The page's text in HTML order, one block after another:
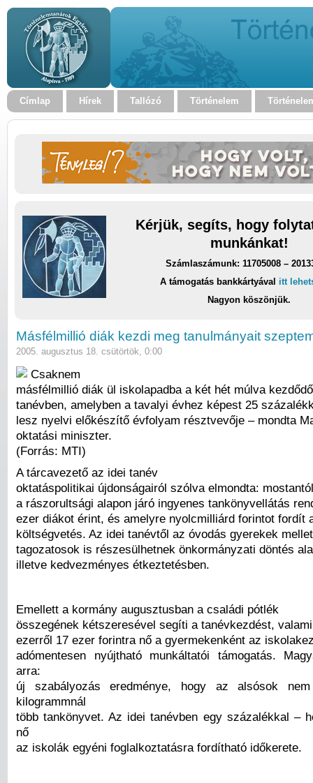
Címlap Hírek Tallózó Történelem
Kérjük, segíts, hogy
munkánkat!
Számlaszámunk: 11705008 –
A támogatás bankkártyával itt
Nagyon köszönjük.
Másfélmillió diák kezdi meg tanulmányait
2005. augusztus 18. csütörtök, 0:00
Csaknem
másfélmillió diák ül iskolapadba a két hét múlva
tanévben, amelyben a tavalyi évhez képest 25
lesz nyelvi előkészítő évfolyam résztvevője – mondta
oktatási miniszter.
(Forrás: MTI)
A tárcavezető az idei tanév
oktatáspolitikai újdonságairól szólva elmondta:
a rászorultsági alapon járó ingyenes tankönyvellátás
ezer diákot érint, és amelyre nyolcmilliárd forintot fordít
költségvetés. Az idei tanévtől az óvodás gyerekek
tagozatosok is részesülhetnek önkormányzati döntés
illetve kedvezményes étkeztetésben.
Emellett a kormány augusztusban a családi pótlék
összegének kétszeresével segíti a tanévkezdést,
ezerről 17 ezer forintra nő a gyermekenként az
adómentesen nyújtható munkáltatói támogatás.
arra:
új szabályozás eredménye, hogy az alsósok
kilogrammnál
több tankönyvet. Az idei tanévben egy százalékkal –
nő
az iskolák egyéni foglalkoztatásra fordítható időkerete.